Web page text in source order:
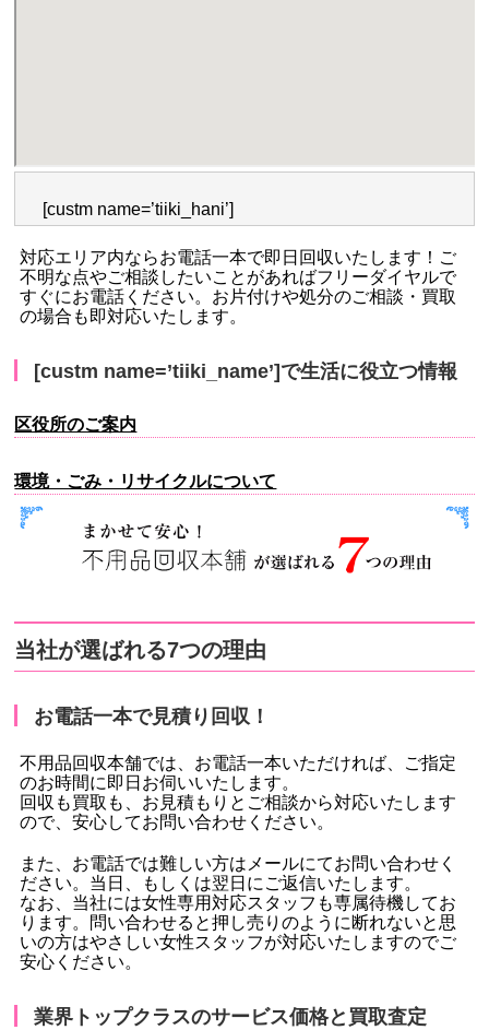
[custm name=’tiiki_hani’]
対応エリア内ならお電話一本で即日回収いたします！ご
不明な点やご相談したいことがあればフリーダイヤルで
すぐにお電話ください。お片付けや処分のご相談・買取
の場合も即対応いたします。
[custm name=’tiiki_name’]で生活に役立つ情報
区役所のご案内
環境・ごみ・リサイクルについて
当社が選ばれる7つの理由
お電話一本で見積り回収！
不用品回収本舗では、お電話一本いただければ、ご指定
のお時間に即日お伺いいたします。
回収も買取も、お見積もりとご相談から対応いたします
ので、安心してお問い合わせください。
また、お電話では難しい方はメールにてお問い合わせく
ださい。当日、もしくは翌日にご返信いたします。
なお、当社には女性専用対応スタッフも専属待機してお
ります。問い合わせると押し売りのように断れないと思
いの方はやさしい女性スタッフが対応いたしますのでご
安心ください。
業界トップクラスのサービス価格と買取査定